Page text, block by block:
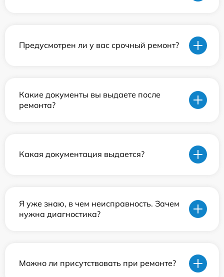
Предусмотрен ли у вас срочный ремонт?
Какие документы вы выдаете после
ремонта?
Какая документация выдается?
Я уже знаю, в чем неисправность. Зачем
нужна диагностика?
Можно ли присутствовать при ремонте?